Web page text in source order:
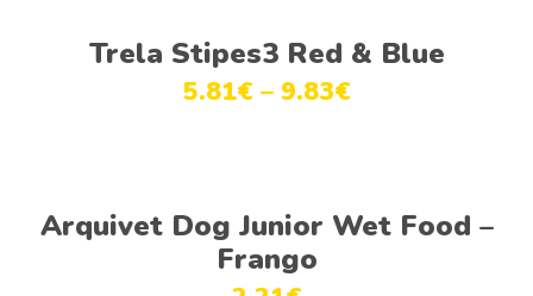
Ver opções
Trela Stipes3 Red & Blue
5.81€ – 9.83€
Ver opções
Arquivet Dog Junior Wet Food –
Frango